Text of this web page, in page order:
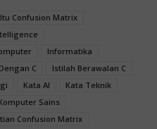
Confusion Matrix
Informatika
C
Istilah Berawalan C
Kata AI
Kata Teknik
Sains
Confusion Matrix